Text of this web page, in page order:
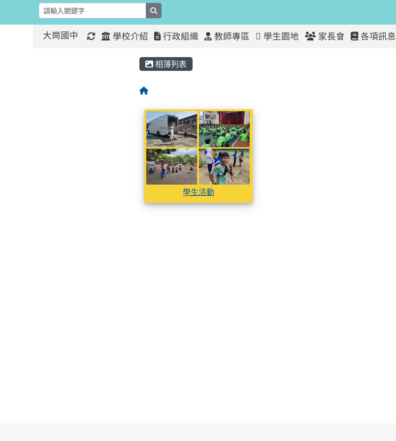
大崗國中 學校介紹 行政組織 教師專區 學生園地 家長會 各項訊息
相簿列表
相簿列表學生活動
學生活動
學生活動